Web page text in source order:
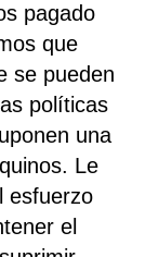
pagado
que
se pueden
políticas
una
Le
esfuerzo
el